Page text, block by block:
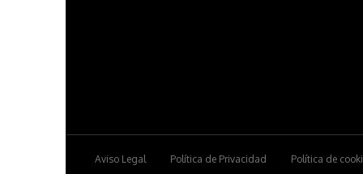
Aviso Legal Política de Privacidad Política de